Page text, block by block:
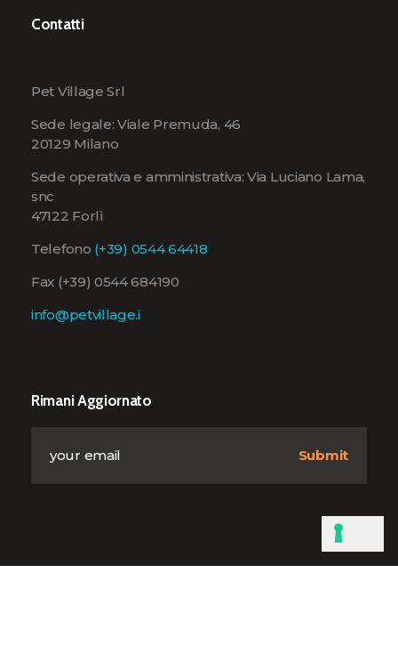
Contatti
Pet Village Srl
Sede legale: Viale Premuda, 46
20129 Milano
Sede operativa e amministrativa: Via Luciano Lama,
snc
47122 Forlì
Telefono (+39) 0544 64418
Fax (+39) 0544 684190
info@petvillage.i
Rimani Aggiornato